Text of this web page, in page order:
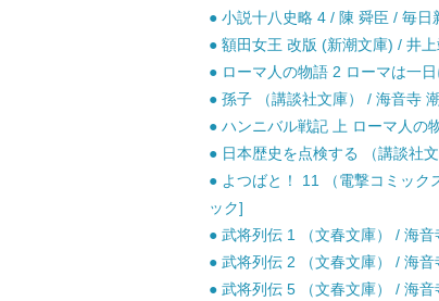
● 小説十八史略 4 / 陳 舜臣 / 毎日
● 額田女王 改版 (新潮文庫) / 井
● ローマ人の物語 2 ローマは一
● 孫子 （講談社文庫） / 海音寺
● ハンニバル戦記 上 ローマ人の
● 日本歴史を点検する （講談社
● よつばと！ 11 （電撃コミック
ック]
● 武将列伝 1 （文春文庫） / 海
● 武将列伝 2 （文春文庫） / 海
● 武将列伝 5 （文春文庫） / 海